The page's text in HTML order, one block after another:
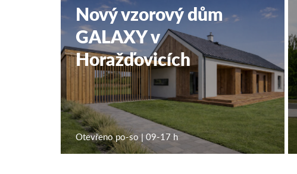
Nový vzorový dům
GALAXY v
Horažďovicích
Otevřeno po-so | 09-17 h